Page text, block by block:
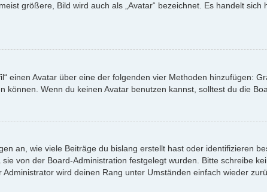
größere, Bild wird auch als „Avatar“ bezeichnet. Es handelt
einen Avatar über eine der folgenden vier Methoden hinzufügen:
können. Wenn du keinen Avatar benutzen kannst, solltest du die
an, wie viele Beiträge du bislang erstellt hast oder identifizieren
von der Board-Administration festgelegt wurden. Bitte schreibe
wird deinen Rang unter Umständen einfach wieder